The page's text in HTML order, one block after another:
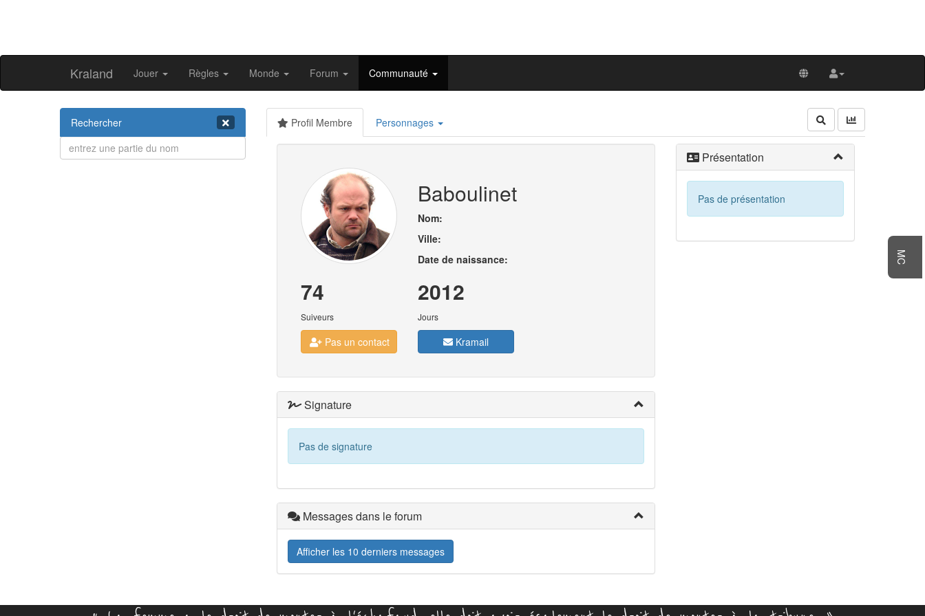
Kraland Jouer Règles Monde Forum Communauté
Rechercher Profil Membre Personnages
Baboulinet
Nom:
Ville:
Date de naissance:
74
Suiveurs
Pas un contact
2012
Jours
Kramail
Signature
Pas de signature
Messages dans le forum
Afficher les 10 derniers messages
Présentation
Pas de présentation
MC